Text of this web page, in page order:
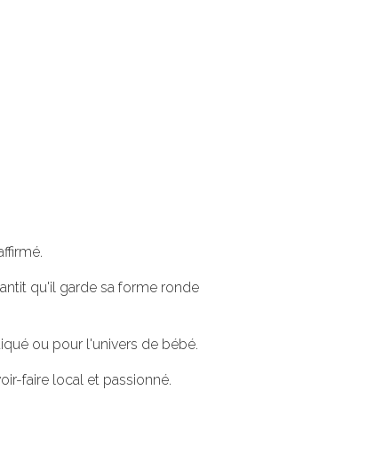
qu'il garde sa forme ronde
ou pour l'univers de bébé.
faire local et passionné.